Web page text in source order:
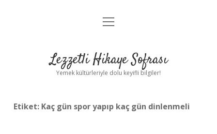
Anasayfa
Yasal Uyarı
menüyü
Lezzetli Hikaye Sofrası
Yemek kültürleriyle dolu keyifli bilgiler!
Etiket: Kaç gün spor yapıp kaç gün dinlenmeli